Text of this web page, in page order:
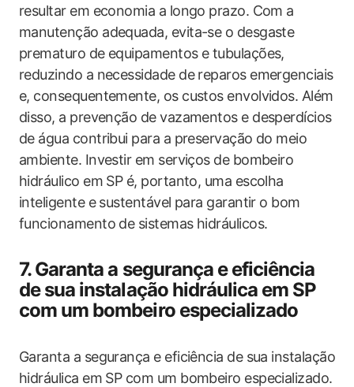
resultar em economia a longo prazo. Com a
manutenção adequada, evita-se o desgaste
prematuro de equipamentos e tubulações,
reduzindo a necessidade de reparos emergenciais
e, consequentemente, os custos envolvidos. Além
disso, a prevenção de vazamentos e desperdícios
de água contribui para a preservação do meio
ambiente. Investir em serviços de bombeiro
hidráulico em SP é, portanto, uma escolha
inteligente e sustentável para garantir o bom
funcionamento de sistemas hidráulicos.
7. Garanta a segurança e eficiência
de sua instalação hidráulica em SP
com um bombeiro especializado
Garanta a segurança e eficiência de sua instalação
hidráulica em SP com um bombeiro especializado.